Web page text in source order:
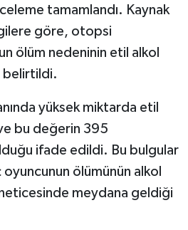
tamamlandı. Kaynak
göre, otopsi
ölüm nedeninin etil alkol
belirtildi.
yüksek miktarda etil
bu değerin 395
ifade edildi. Bu bulgular
ölümünün alkol
meydana geldiği